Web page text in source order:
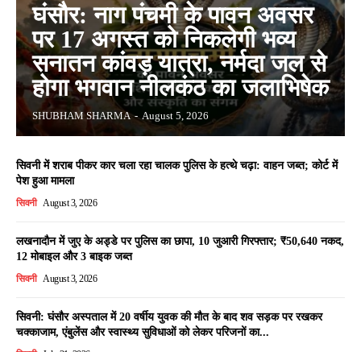
घंसौर: नाग पंचमी के पावन अवसर
पर 17 अगस्त को निकलेगी भव्य
सनातन कांवड़ यात्रा, नर्मदा जल से
होगा भगवान नीलकंठ का जलाभिषेक
SHUBHAM SHARMA - August 5, 2026
सिवनी में शराब पीकर कार चला रहा चालक पुलिस के हत्थे चढ़ा: वाहन जब्त; कोर्ट में
पेश हुआ मामला
सिवनी August 3, 2026
लखनादौन में जुए के अड्डे पर पुलिस का छापा, 10 जुआरी गिरफ्तार; ₹50,640 नकद,
12 मोबाइल और 3 बाइक जब्त
सिवनी August 3, 2026
सिवनी: घंसौर अस्पताल में 20 वर्षीय युवक की मौत के बाद शव सड़क पर रखकर
चक्काजाम, एंबुलेंस और स्वास्थ्य सुविधाओं को लेकर परिजनों का...